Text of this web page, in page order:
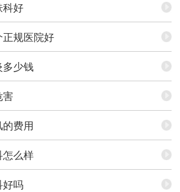
科好
正规医院好
多少钱
害
费用
怎么样
好吗